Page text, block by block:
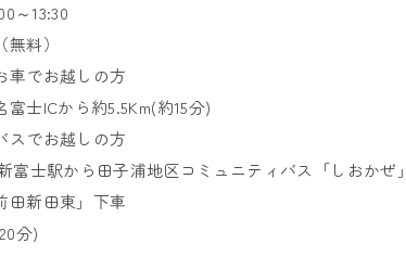
～13:30
無料）
でお越しの方
富士ICから約5.5Km(約15分)
でお越しの方
富士駅から 田子浦地区コミュニティバス「しおかぜ
田新田東」下車
分)